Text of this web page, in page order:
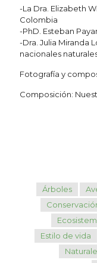
-La Dra. Elizabeth
Colombia
-PhD. Esteban
-Dra. Julia Miranda
nacionales
Fotografía y
Composición:
Árboles
Estilo de vida